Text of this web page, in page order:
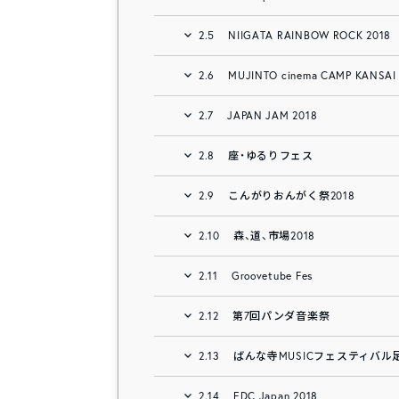
2.5 NIIGATA RAINBOW ROCK 2018
2.6 MUJINTO cinema CAMP KANSAI
2.7 JAPAN JAM 2018
2.8 座・ゆるりフェス
2.9 こんがりおんがく祭2018
2.10 森、道、市場2018
2.11 Groovetube Fes
2.12 第7回パンダ音楽祭
2.13 ばんな寺MUSICフェスティバル
2.14 EDC Japan 2018